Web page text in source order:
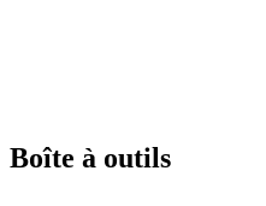
Boîte à outils